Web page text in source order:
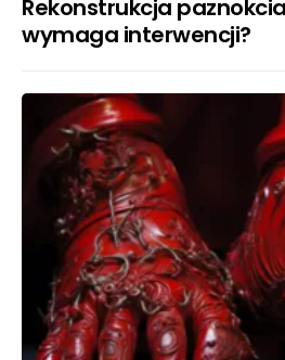
Rekonstrukcja
wymaga interwencji?